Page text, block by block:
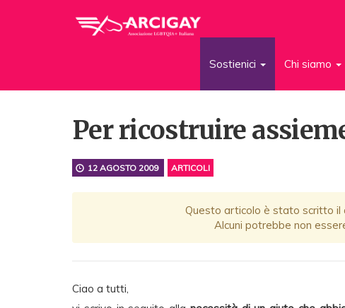
Sostienici Chi siamo
Per ricostruire
12 AGOSTO 2009 ARTICOLI
Questo articolo è stato scritto il
Alcuni potrebbe non
Ciao a tutti,